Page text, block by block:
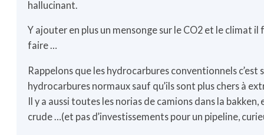
hallucinant.
Y ajouter en plus un mensonge sur le CO2 et le climat
faire …
Rappelons que les hydrocarbures conventionnels c’est
hydrocarbures normaux sauf qu’ils sont plus chers à
Il y a aussi toutes les norias de camions dans la
crude …(et pas d’investissements pour un pipeline,